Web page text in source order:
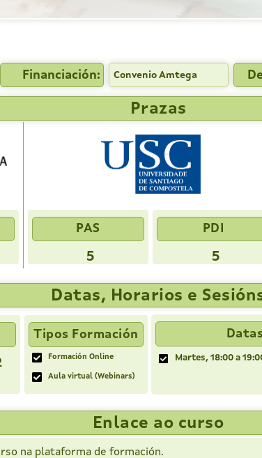
Financiación: Convenio Amtega
Prazas
PAS
5
PDI
5
Datas, Horarios e
Tipos Formación
Formación Online
Aula virtual (Webinars)
Martes, 18:00 a
Enlace ao curso
na plataforma de formación.